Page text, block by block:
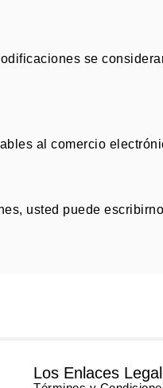
se
al comercio
usted puede
Los Enlaces